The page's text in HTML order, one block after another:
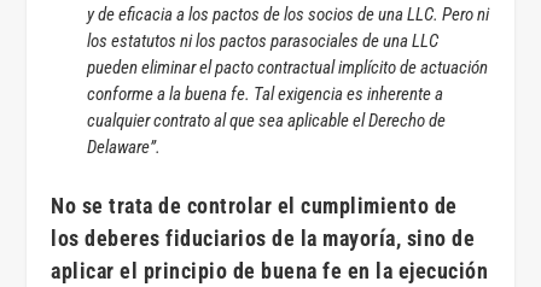
y de eficacia a los pactos de los socios de una LLC. Pero ni
los estatutos ni los pactos parasociales de una LLC
pueden eliminar el pacto contractual implícito de actuación
conforme a la buena fe. Tal exigencia es inherente a
cualquier contrato al que sea aplicable el Derecho de
Delaware”.
No se trata de controlar el cumplimiento de
los deberes fiduciarios de la mayoría, sino de
aplicar el principio de buena fe en la ejecución